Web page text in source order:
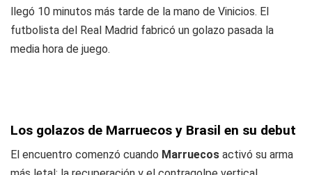
llegó 10 minutos más tarde de la mano de Vinicios. El
futbolista del Real Madrid fabricó un golazo pasada la
media hora de juego.
Los golazos de Marruecos y Brasil en su debut
El encuentro comenzó cuando Marruecos activó su arma